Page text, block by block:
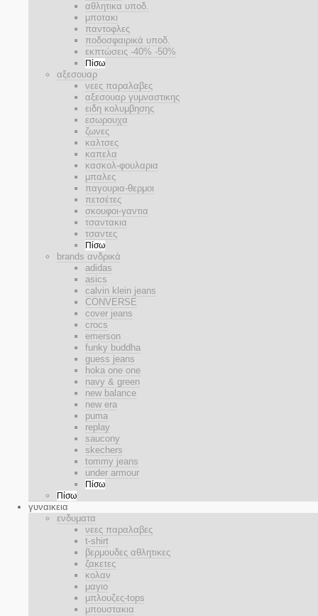
αθλητικα υποδ.
μποτακι
παντοφλες
ποδοσφαιρικά υποδ.
εκπτώσεις -40% -50%
Πίσω
αξεσουαρ
νεες παραλαβες
αξεσουαρ γυμναστικης
ειδη κολυμβησης
εσωρουχα
ζωνες
καλτσες
καπελα
κασκολ-φουλαρια
μπαλες
παγουρια-θερμοι
πετσέτες
σκουφοι-γαντια
τσαντακια
τσαντες
Πίσω
brands ανδρικά
adidas
asics
calvin klein jeans
CONVERSE
cover jeans
crocs
emerson
funky buddha
guess jeans
hoka one one
navy & green
new balance
new era
puma
replay
saucony
skechers
tommy jeans
under armour
Πίσω
Πίσω
γυναικεια
ενδυματα
νεες παραλαβες
t-shirt
βερμουδες αθλητικες
ζακετες
κολαν
μαγιο
μπλουζες-tops
μπουστακια